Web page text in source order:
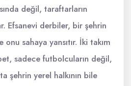
değil, taraftarların
Efsanevi derbiler, bir şehrin
sahaya yansıtır. İki takım
sadece futbolcuların değil,
şehrin yerel halkının bile